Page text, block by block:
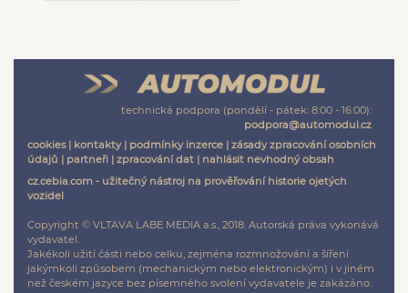
technická podpora (pondělí - pátek: 8:00 - 16:00):
podpora@automodul.cz
cookies| kontakty| podmínky inzerce | zásady zpracování osobních
údajů | partneři | zpracování dat | nahlásit nevhodný obsah
cz.cebia.com - užitečný nástroj na prověřování historie ojetých
vozidel
Copyright © VLTAVA LABE MEDIA a.s., 2018. Autorská práva vykonává
vydavatel.
Jakékoli užití části nebo celku, zejména rozmnožování a šíření
jakýmkoli způsobem (mechanickým nebo elektronickým) i v jiném
než českém jazyce bez písemného svolení vydavatele je zakázáno.